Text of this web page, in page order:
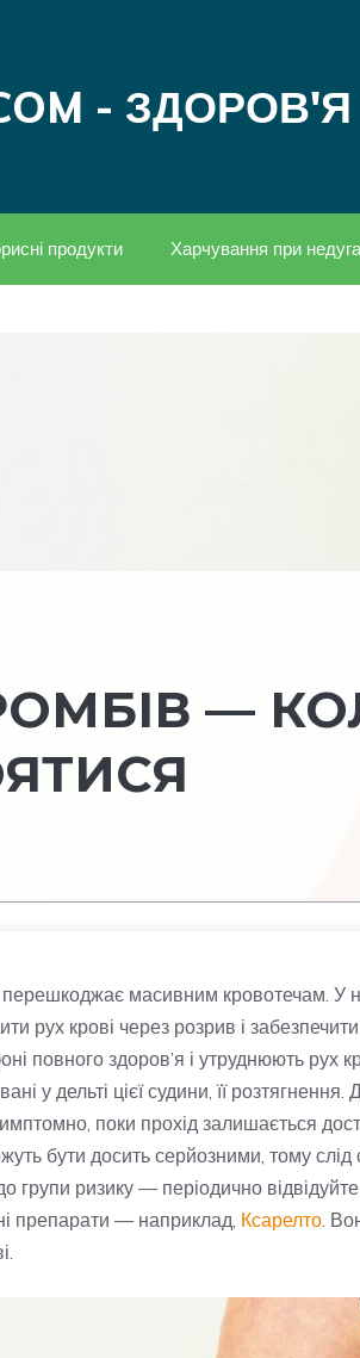
-
продукти Харчування при
—
масивним кровотечам. У
крові через розрив і забезпечити
повного здоров’я і утруднюють рух
у дельті цієї судини, її розтягнення.
поки прохід залишається
бути досить серйозними, тому слід
ризику — періодично
препарати — наприклад, Ксарелто.